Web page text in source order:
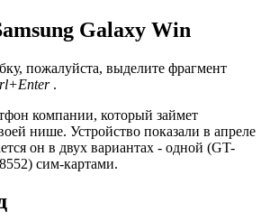
Galaxy Win
пожалуйста, выделите фрагмент
.
компании, который займет
нише. Устройство показали в апреле
он в двух вариантах - одной (GT-
сим-картами.